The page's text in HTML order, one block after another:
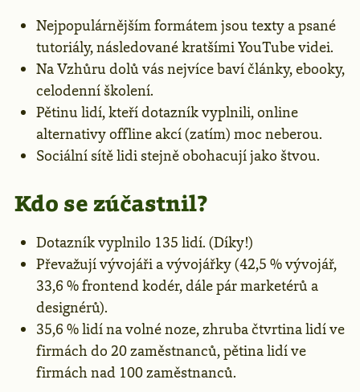
Nejpopulárnějším formátem jsou texty a psané
tutoriály, následované kratšími YouTube videi.
Na Vzhůru dolů vás nejvíce baví články, ebooky,
celodenní školení.
Pětinu lidí, kteří dotazník vyplnili, online
alternativy offline akcí (zatím) moc neberou.
Sociální sítě lidi stejně obohacují jako štvou.
Kdo se zúčastnil?
Dotazník vyplnilo 135 lidí. (Díky!)
Převažují vývojáři a vývojářky (42,5 % vývojář,
33,6 % frontend kodér, dále pár marketérů a
designérů).
35,6 % lidí na volné noze, zhruba čtvrtina lidí ve
firmách do 20 zaměstnanců, pětina lidí ve
firmách nad 100 zaměstnanců.